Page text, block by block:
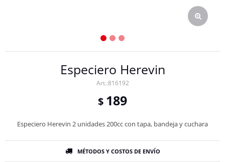
Especiero Herevin
816192
$ 189
Especiero Herevin 2 unidades 200cc con tapa, bandeja y cuchara
MÉTODOS Y COSTOS DE ENVÍO